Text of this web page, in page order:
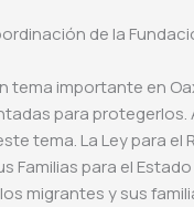
de la
tema importante en
para
tema. La Ley para
Familias para el
migrantes y sus